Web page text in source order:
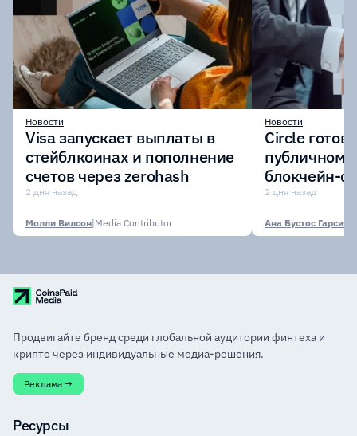
Новости
Visa запускает выплаты в
стейблкоинах и пополнение
счетов через zerohash
2 дня назад
Молли Вилсон|Media Contributor
Новости
Circle
публичному
блокчейн-
участии
2 дня назад
Ана Бустос Гарсия
Продвигайте бренд среди глобальной аудитории финтеха и
крипто через индивидуальные медиа-решения.
Реклама →
Ресурсы